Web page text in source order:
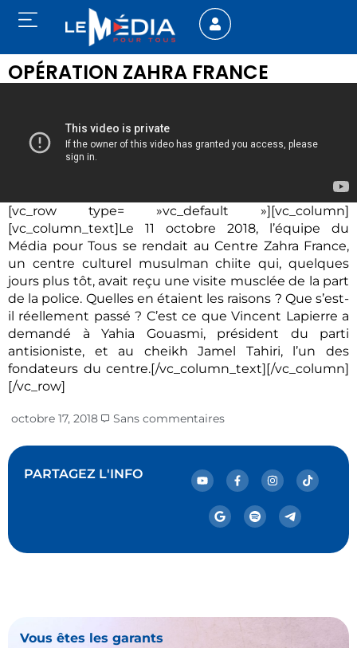
OPÉRATION ZAHRA FRANCE
[vc_row type= »vc_default »][vc_column]
[vc_column_text]Le 11 octobre 2018, l’équipe du
Média pour Tous se rendait au Centre Zahra France,
un centre culturel musulman chiite qui, quelques
jours plus tôt, avait reçu une visite musclée de la part
de la police. Quelles en étaient les raisons ? Que s’est-
il réellement passé ? C’est ce que Vincent Lapierre a
demandé à Yahia Gouasmi, président du parti
antisioniste, et au cheikh Jamel Tahiri, l’un des
fondateurs du centre.[/vc_column_text][/vc_column]
[/vc_row]
octobre 17, 2018 Sans commentaires
PARTAGEZ L'INFO
Vous êtes les garants